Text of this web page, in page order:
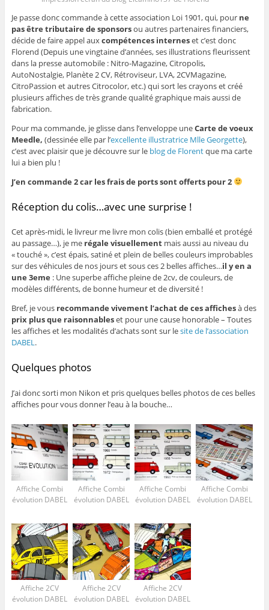
Je passe donc commande à cette association Loi 1901, qui, pour ne
pas être tributaire de sponsorsou autres partenaires financiers,
décide de faire appel auxcompétences interneset c’est donc
Florend (Depuis une vingtaine d’années, ses illustrations fleurissent
dans la presse automobile : Nitro-Magazine, Citropolis,
AutoNostalgie, Planète 2 CV, Rétroviseur, LVA, 2CVMagazine,
CitroPassion et autres Citrocolor, etc.) qui sort les crayons et créé
plusieurs affiches de très grande qualité graphique mais aussi de
fabrication.
Pour ma commande, je glisse dans l’enveloppe uneCarte de voeux
Meedle, (dessinée elle par l’excellente illustratrice Mlle Georgette),
c’est avec plaisir que je découvre sur le blog de Florentque ma carte
lui a bien plu !
J’en commande 2 car les frais de ports sont offerts pour 2
Réception du colis…avec une surprise !
Cet après-midi, le livreur me livre mon colis (bien emballé et protégé
au passage…), je me régale visuellementmais aussi au niveau du
« touché », c’est épais, satiné et plein de belles couleurs improbables
sur des véhicules de nos jours et sous ces 2 belles affiches…il y en a
une 3eme : Une superbe affiche pleine de 2cv, de couleurs, de
modèles différents, de bonne humeur et de diversité !
Bref, je vous recommande vivement l’achat de ces affichesà des
prix plus que raisonnableset pour une cause honorable – Toutes
les affiches et les modalités d’achats sont sur lesite de l’association
DABEL.
Quelques photos
J’ai donc sorti mon Nikon et pris quelques belles photos de ces belles
affiches pour vous donner l’eau à la bouche…
Affiche Combi
évolution DABEL
Affiche Combi
évolution DABEL
Affiche Combi
évolution DABEL
Affiche Combi
évolution DABEL
Affiche 2CV
évolution DABEL
Affiche 2CV
évolution DABEL
Affiche 2CV
évolution DABEL